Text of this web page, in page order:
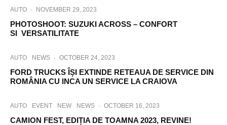
AUTO · NOVEMBER 29, 2023
PHOTOSHOOT: SUZUKI ACROSS – CONFORT
SI VERSATILITATE
AUTO NEWS · OCTOBER 24, 2023
FORD TRUCKS ÎȘI EXTINDE RETEAUA DE SERVICE DIN
ROMÂNIA CU INCA UN SERVICE LA CRAIOVA
AUTO EVENT NEW NEWS · OCTOBER 16, 2023
CAMION FEST, EDIȚIA DE TOAMNA 2023, REVINE!